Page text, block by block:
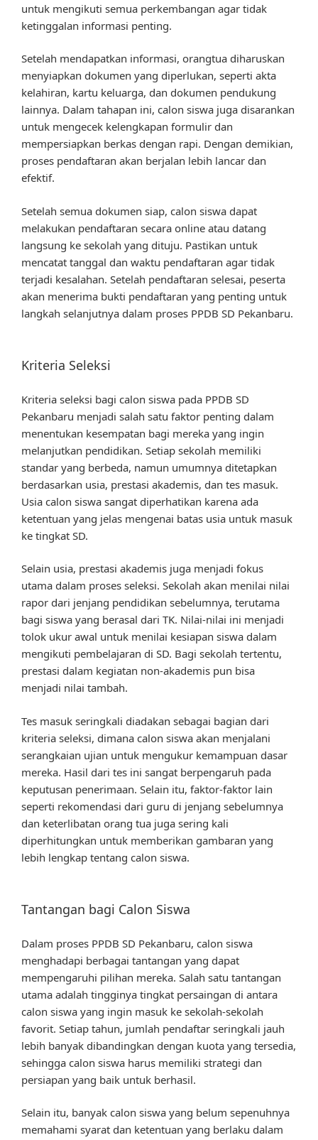
untuk mengikuti semua perkembangan agar tidak
ketinggalan informasi penting.
Setelah mendapatkan informasi, orangtua diharuskan
menyiapkan dokumen yang diperlukan, seperti akta
kelahiran, kartu keluarga, dan dokumen pendukung
lainnya. Dalam tahapan ini, calon siswa juga disarankan
untuk mengecek kelengkapan formulir dan
mempersiapkan berkas dengan rapi. Dengan demikian,
proses pendaftaran akan berjalan lebih lancar dan
efektif.
Setelah semua dokumen siap, calon siswa dapat
melakukan pendaftaran secara online atau datang
langsung ke sekolah yang dituju. Pastikan untuk
mencatat tanggal dan waktu pendaftaran agar tidak
terjadi kesalahan. Setelah pendaftaran selesai, peserta
akan menerima bukti pendaftaran yang penting untuk
langkah selanjutnya dalam proses PPDB SD Pekanbaru.
Kriteria Seleksi
Kriteria seleksi bagi calon siswa pada PPDB SD
Pekanbaru menjadi salah satu faktor penting dalam
menentukan kesempatan bagi mereka yang ingin
melanjutkan pendidikan. Setiap sekolah memiliki
standar yang berbeda, namun umumnya ditetapkan
berdasarkan usia, prestasi akademis, dan tes masuk.
Usia calon siswa sangat diperhatikan karena ada
ketentuan yang jelas mengenai batas usia untuk masuk
ke tingkat SD.
Selain usia, prestasi akademis juga menjadi fokus
utama dalam proses seleksi. Sekolah akan menilai nilai
rapor dari jenjang pendidikan sebelumnya, terutama
bagi siswa yang berasal dari TK. Nilai-nilai ini menjadi
tolok ukur awal untuk menilai kesiapan siswa dalam
mengikuti pembelajaran di SD. Bagi sekolah tertentu,
prestasi dalam kegiatan non-akademis pun bisa
menjadi nilai tambah.
Tes masuk seringkali diadakan sebagai bagian dari
kriteria seleksi, dimana calon siswa akan menjalani
serangkaian ujian untuk mengukur kemampuan dasar
mereka. Hasil dari tes ini sangat berpengaruh pada
keputusan penerimaan. Selain itu, faktor-faktor lain
seperti rekomendasi dari guru di jenjang sebelumnya
dan keterlibatan orang tua juga sering kali
diperhitungkan untuk memberikan gambaran yang
lebih lengkap tentang calon siswa.
Tantangan bagi Calon Siswa
Dalam proses PPDB SD Pekanbaru, calon siswa
menghadapi berbagai tantangan yang dapat
mempengaruhi pilihan mereka. Salah satu tantangan
utama adalah tingginya tingkat persaingan di antara
calon siswa yang ingin masuk ke sekolah-sekolah
favorit. Setiap tahun, jumlah pendaftar seringkali jauh
lebih banyak dibandingkan dengan kuota yang tersedia,
sehingga calon siswa harus memiliki strategi dan
persiapan yang baik untuk berhasil.
Selain itu, banyak calon siswa yang belum sepenuhnya
memahami syarat dan ketentuan yang berlaku dalam